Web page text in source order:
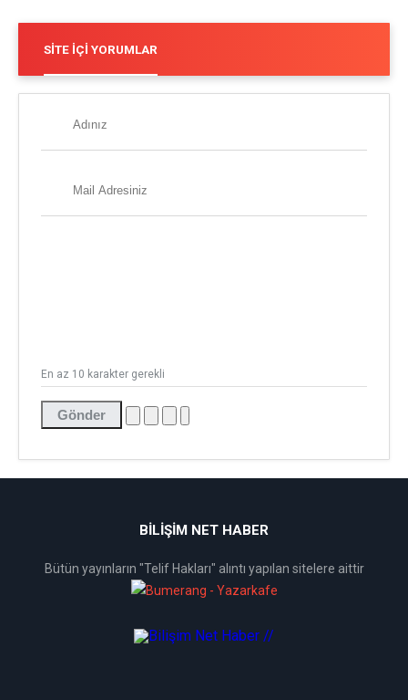
SITE İÇI YORUMLAR
Gönder
En az 10 karakter gerekli
BİLİŞİM NET HABER
Bütün yayınların "Telif Hakları" alıntı yapılan sitelere aittir